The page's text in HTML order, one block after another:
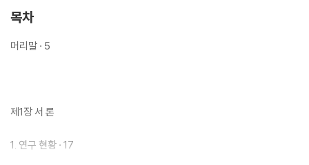
목차
머리말 · 5
제1장 서 론
1. 연구 현황 · 17